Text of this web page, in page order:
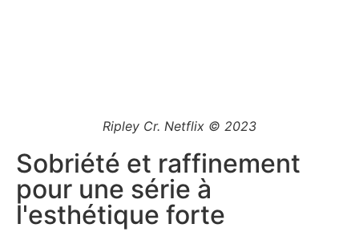
Sobriété et raffinement
pour une série à
l'esthétique forte
Ripley Cr. Netflix © 2023